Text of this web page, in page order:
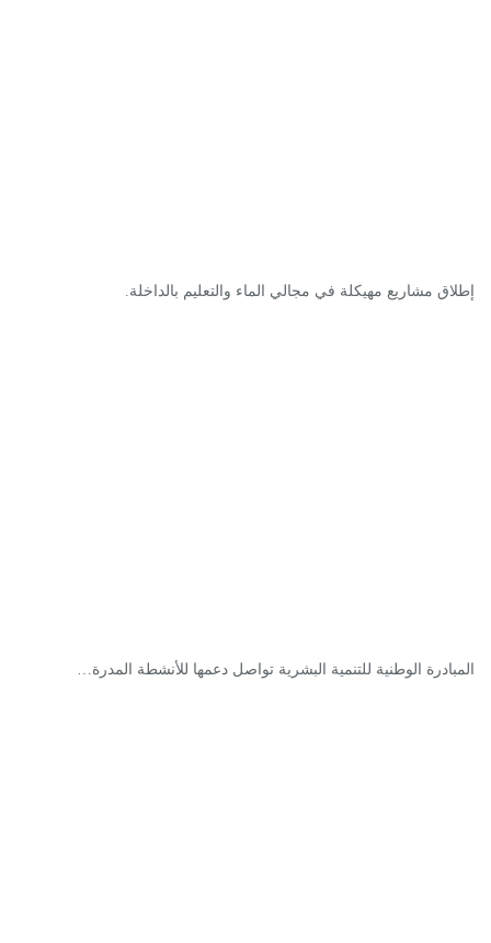
إطلاق مشاريع مهيكلة في مجالي الماء والتعليم بالداخلة.
المبادرة الوطنية للتنمية البشرية تواصل دعمها للأنشطة المدرة…